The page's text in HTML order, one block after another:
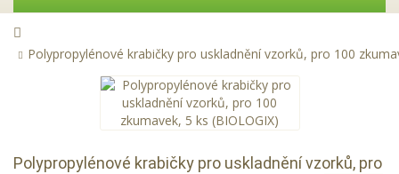
Polypropylénové krabičky pro uskladnění vzorků, pro 100
Polypropylénové krabičky pro uskladnění vzorků, pro